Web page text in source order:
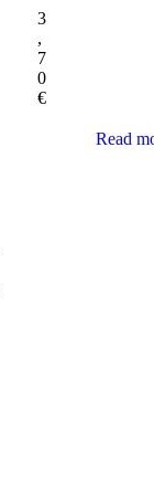
3
,
7
0
€
Read